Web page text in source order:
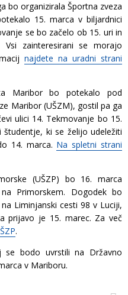
bo organizirala Športna zveza
15. marca v biljardnici
se bo začelo ob 15. uri in
zainteresirani se morajo
najdete na uradni strani
Maribor bo potekalo pod
Maribor (UŠZM), gostil pa ga
ulici 14. Tekmovanje bo 15.
ki se želijo udeležiti
14. marca. Na spletni strani
(UŠZP) bo 16. marca
Primorskem. Dogodek bo
Liminjanski cesti 98 v Luciji,
prijavo je 15. marec. Za več
.
se bodo uvrstili na Državno
v Mariboru.